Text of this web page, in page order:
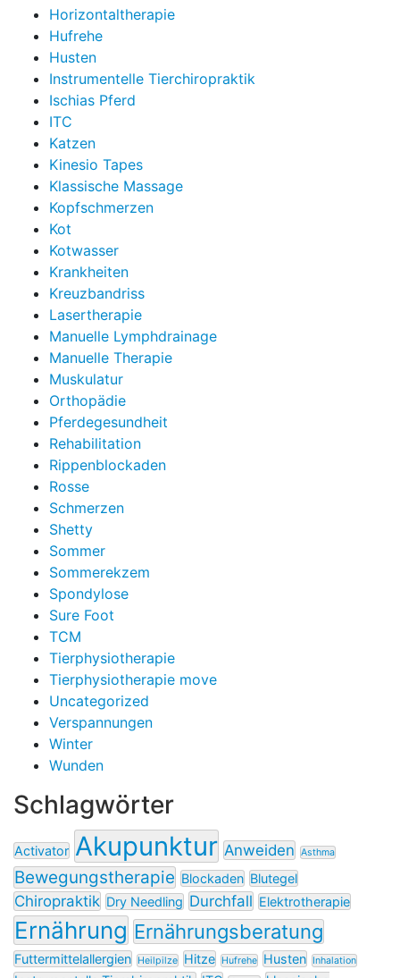
Horizontaltherapie
Hufrehe
Husten
Instrumentelle Tierchiropraktik
Ischias Pferd
ITC
Katzen
Kinesio Tapes
Klassische Massage
Kopfschmerzen
Kot
Kotwasser
Krankheiten
Kreuzbandriss
Lasertherapie
Manuelle Lymphdrainage
Manuelle Therapie
Muskulatur
Orthopädie
Pferdegesundheit
Rehabilitation
Rippenblockaden
Rosse
Schmerzen
Shetty
Sommer
Sommerekzem
Spondylose
Sure Foot
TCM
Tierphysiotherapie
Tierphysiotherapie move
Uncategorized
Verspannungen
Winter
Wunden
Schlagwörter
Activator Akupunktur Anweiden Asthma
Bewegungstherapie Blockaden Blutegel
Chiropraktik Dry Needling Durchfall Elektrotherapie
Ernährung Ernährungsberatung
Futtermittelallergien Heilpilze Hitze Hufrehe Husten Inhalation